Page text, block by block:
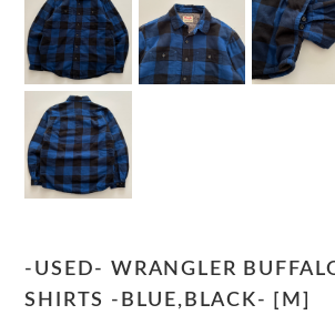
-USED- WRANGLER
SHIRTS -BLUE,BLACK- [M]